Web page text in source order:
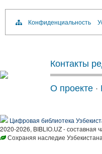
Конфиденциальность
Контакты
О проекте ·
Цифровая библиотека
2020-2026, BIBLIO.UZ - составная
Сохраняя наследие Узбекистана